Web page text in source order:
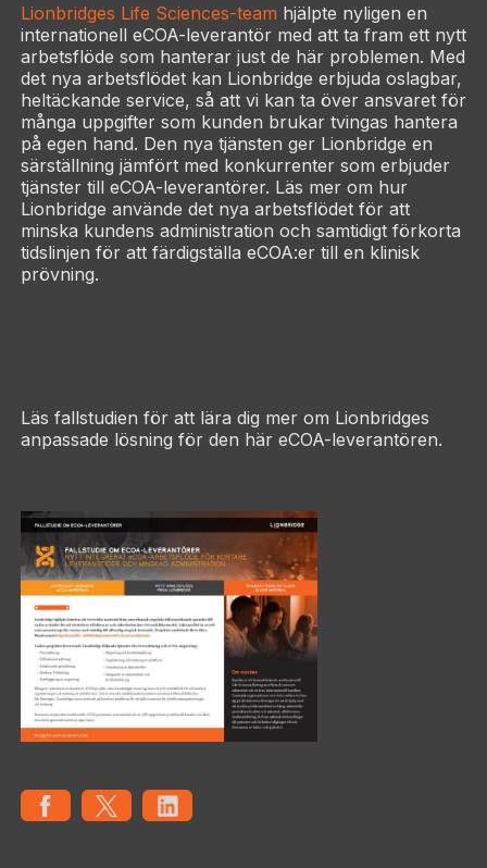
Lionbridges Life Sciences-team hjälpte nyligen en
internationell eCOA-leverantör med att ta fram ett nytt
arbetsflöde som hanterar just de här problemen. Med
det nya arbetsflödet kan Lionbridge erbjuda oslagbar,
heltäckande service, så att vi kan ta över ansvaret för
många uppgifter som kunden brukar tvingas hantera
på egen hand. Den nya tjänsten ger Lionbridge en
särställning jämfört med konkurrenter som erbjuder
tjänster till eCOA-leverantörer. Läs mer om hur
Lionbridge använde det nya arbetsflödet för att
minska kundens administration och samtidigt förkorta
tidslinjen för att färdigställa eCOA:er till en klinisk
prövning.
Läs fallstudien för att lära dig mer om Lionbridges
anpassade lösning för den här eCOA-leverantören.